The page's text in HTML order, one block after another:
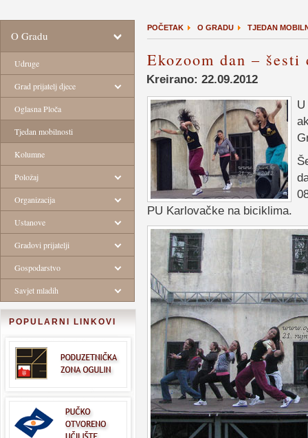
O Gradu
Udruge
Grad prijatelj djece
Oglasna Ploča
Tjedan mobilnosti
Kolumne
Položaj
Organizacija
Ustanove
Gradovi prijatelji
Gospodarstvo
Savjet mladih
POPULARNI LINKOVI
POČETAK O GRADU TJEDAN
Ekozoom dan –
Kreirano: 22.09.2012
PU Karlovačke na biciklima.